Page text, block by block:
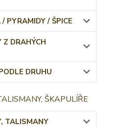
PYRAMIDY / ŠPICE
Z DRAHÝCH
DRUHU
ŠKAPULÍŘE
TALISMANY